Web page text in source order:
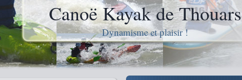
Canoë Kayak de Thouars
Dynamisme et plaisir !